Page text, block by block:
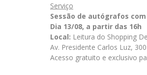
Serviço
Sessão de autógrafos
Dia 13/08, a partir das 16h
Local: Leitura do Shopping
Av. Presidente Carlos Luz,
Acesso gratuito e exclusivo